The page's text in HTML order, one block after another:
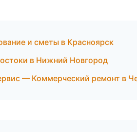
и сметы в Красноярск
в Нижний Новгород
— Коммерческий ремонт в